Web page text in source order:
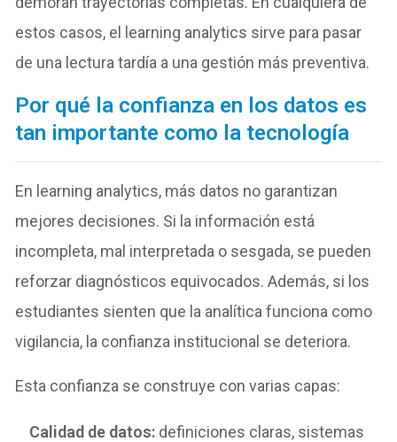
estos casos, el learning analytics sirve para pasar
de una lectura tardía a una gestión más preventiva.
Por qué la confianza en los datos es
tan importante como la tecnología
En learning analytics, más datos no garantizan
mejores decisiones. Si la información está
incompleta, mal interpretada o sesgada, se pueden
reforzar diagnósticos equivocados. Además, si los
estudiantes sienten que la analítica funciona como
vigilancia, la confianza institucional se deteriora.
Esta confianza se construye con varias capas:
Calidad de datos: definiciones claras, sistemas